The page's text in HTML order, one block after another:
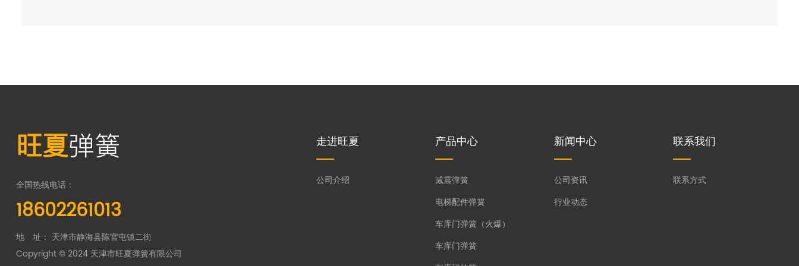
旺夏弹簧
全国热线电话：
18602261013
地 址： 天津市静海县陈官屯镇二街
Copyright © 2024 天津市旺夏弹簧有限公司
走进旺夏
公司介绍
产品中心
减震弹簧
电梯配件弹簧
车库门弹簧（火爆）
车库门弹簧
新闻中心
公司资讯
行业动态
联系我们
联系方式